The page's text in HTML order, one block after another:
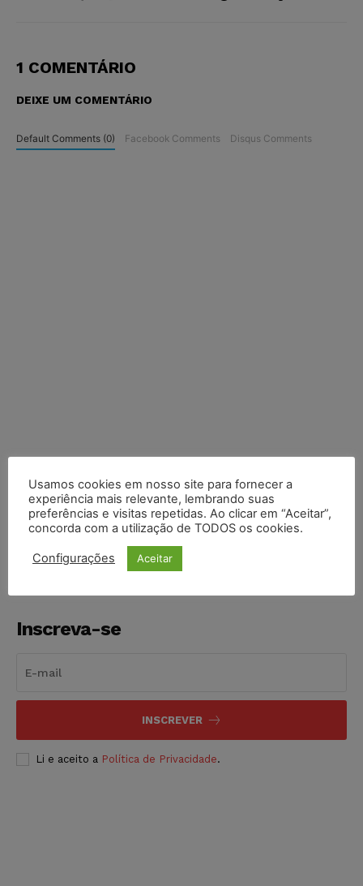
1 COMENTÁRIO
DEIXE UM COMENTÁRIO
Default Comments (0) Facebook Comments Disqus Comments
COMPARTILHE
Inscreva-se
INSCREVER
Li e aceito a Política de Privacidade.
Usamos cookies em nosso site para fornecer a
experiência mais relevante, lembrando suas
preferências e visitas repetidas. Ao clicar em “Aceitar”,
concorda com a utilização de TODOS os cookies.
Configurações Aceitar